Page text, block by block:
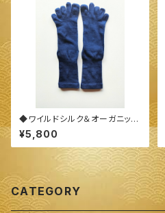
◆ワイルドシルク＆オーガニック
コットン踵有り５本指靴下(サイ
ズ大きめ丈長タイプ)◆ ～100%
オーガニックすくも使用 醗酵建
て伊勢藍染～
¥5,800
CATEGORY